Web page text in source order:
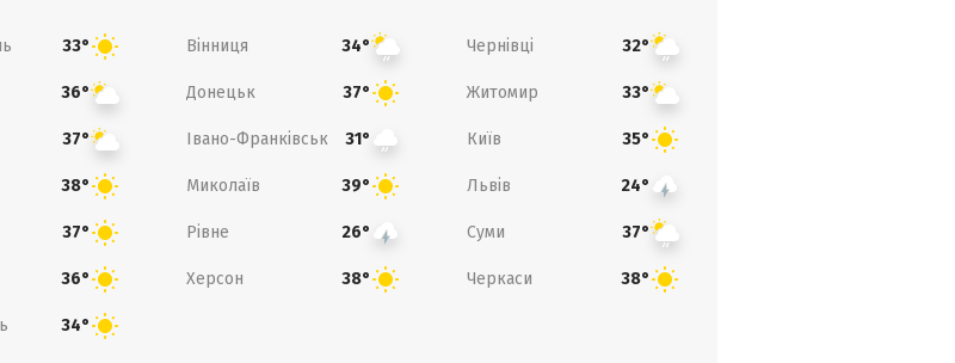
33° Вінниця 34° Чернівці 32°
36° Донецьк 37° Житомир 33°
37° Івано-Франківськ 31° Київ 35°
38° Миколаїв 39° Львів 24°
37° Рівне 26° Суми 37°
36° Херсон 38° Черкаси 38°
34°